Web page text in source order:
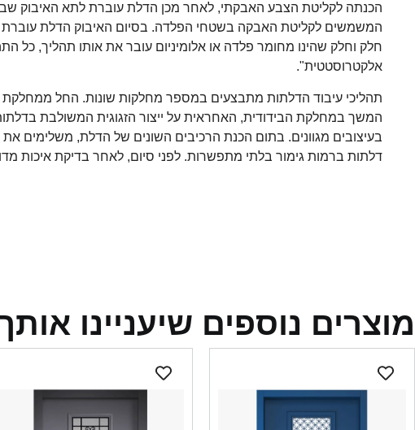
הכנתה לקליטת הצבע האבקתי, לאחר מכן הדלת עוברת לתא האיבוק שבו
חלק וחלק שהינו מחומר פלדה או אלומיניום עובר את אותו תהליך, כל
אלקטרוסטטית".
תהליכי עיבוד הדלתות מתבצעים במספר מחלקות שונות. החל ממחלקת
המשך במחלקת הבידודית, האחראית על ייצור הזגוגית המשולבת
בעיצובים מגוונים. בתום הכנת הרכיבים השונים של הדלת, משלימים את
דלתות ברמות גימור בלתי מתפשרות. לפני סיום, לאחר בדיקת איכות
מוצרים נוספים שיעניינו